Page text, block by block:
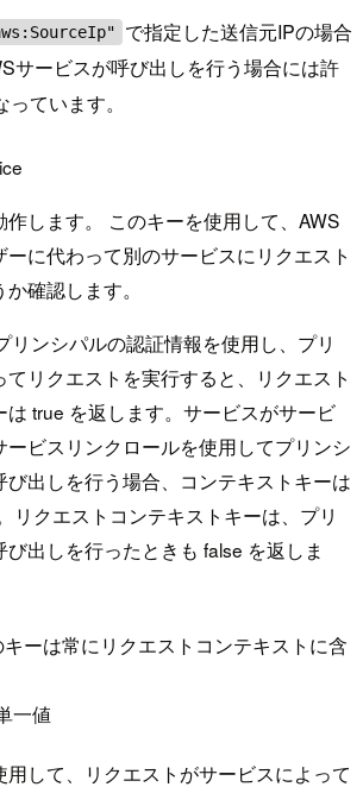
で指定した送信元IPの場合
サービスが呼び出しを行う場合には許
ています。
作します。 このキーを使用して、AWS
に代わって別のサービスにリクエスト
確認します。
リンシパルの認証情報を使用し、プリ
てリクエストを実行すると、リクエスト
は true を返します。サービスがサービ
ービスリンクロールを使用してプリンシ
び出しを行う場合、コンテキストキーは
リクエストコンテキストキーは、プリ
出しを行ったときも false を返しま
ーは常にリクエストコンテキストに含
一値
用して、リクエストがサービスによって